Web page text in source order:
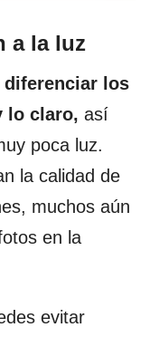
a la luz
diferenciar los
lo claro, así
poca luz.
la calidad de
muchos aún
en la
evitar